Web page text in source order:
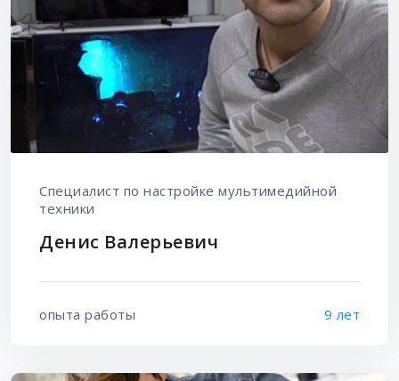
Специалист по настройке мультимедийной
техники
Денис Валерьевич
опыта работы 9 лет